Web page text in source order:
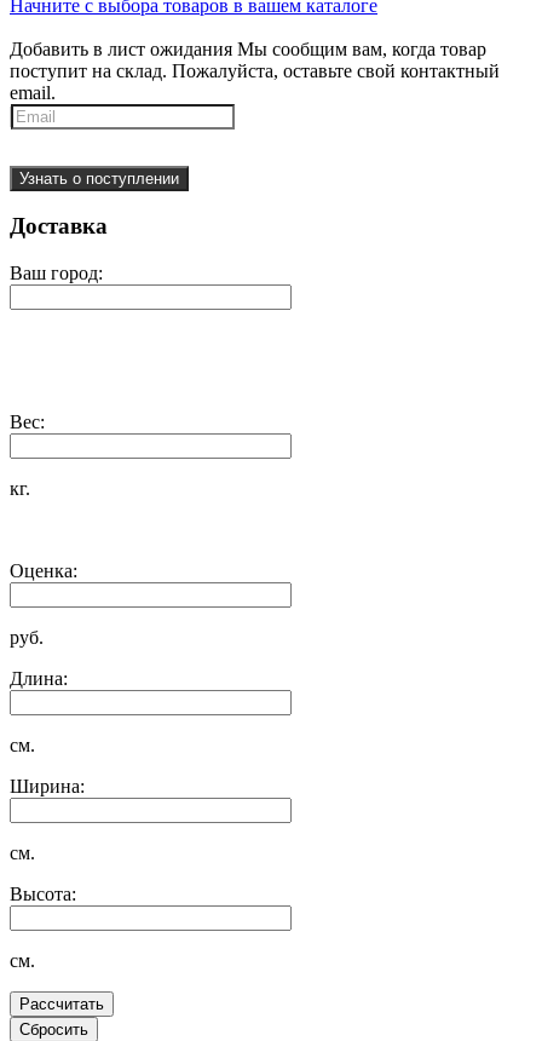
Начните с выбора товаров в вашем каталоге
Добавить в лист ожидания Мы сообщим вам, когда товар
поступит на склад. Пожалуйста, оставьте свой контактный
email.
Узнать о поступлении
Доставка
Ваш город:
Вес:
кг.
Оценка:
руб.
Длина:
см.
Ширина:
см.
Высота:
см.